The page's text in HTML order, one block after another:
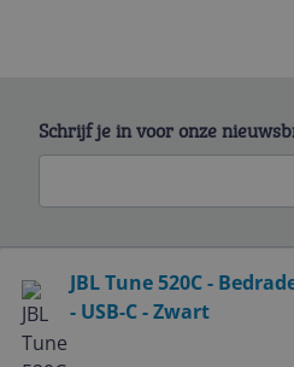
JBL Tune 520C -
- USB-C - Zwart
Schrijf je in voor onze
Service